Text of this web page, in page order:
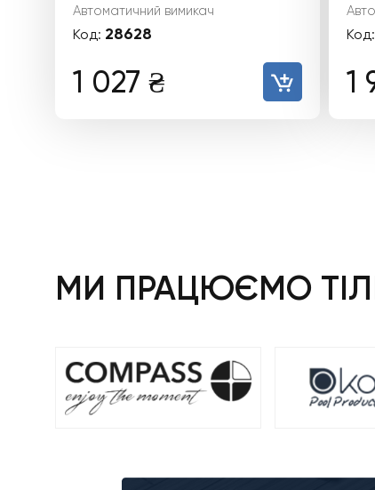
Автоматичний вимикач
Код: 28628
1 027 ₴
Код:
1
МИ ПРАЦЮЄМО